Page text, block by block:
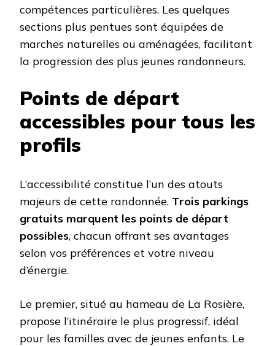
compétences particulières. Les quelques
sections plus pentues sont équipées de
marches naturelles ou aménagées, facilitant
la progression des plus jeunes randonneurs.
Points de départ
accessibles pour tous les
profils
L’accessibilité constitue l’un des atouts
majeurs de cette randonnée. Trois parkings
gratuits marquent les points de départ
possibles, chacun offrant ses avantages
selon vos préférences et votre niveau
d’énergie.
Le premier, situé au hameau de La Rosière,
propose l’itinéraire le plus progressif, idéal
pour les familles avec de jeunes enfants. Le